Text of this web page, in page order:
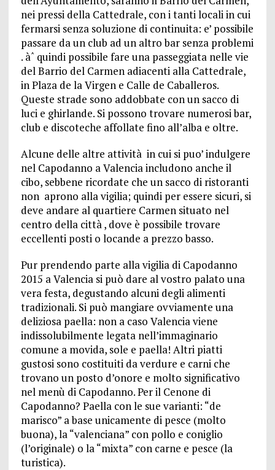
nei pressi della Cattedrale, con i tanti locali in cui
fermarsi senza soluzione di continuita: e’ possibile
passare da un club ad un altro bar senza problemi
. àˆ quindi possibile fare una passeggiata nelle vie
del Barrio del Carmen adiacenti alla Cattedrale,
in Plaza de la Virgen e Calle de Caballeros.
Queste strade sono addobbate con un sacco di
luci e ghirlande. Si possono trovare numerosi bar,
club e discoteche affollate fino all’alba e oltre.
Alcune delle altre attività in cui si puo’ indulgere
nel Capodanno a Valencia includono anche il
cibo, sebbene ricordate che un sacco di ristoranti
non aprono alla vigilia; quindi per essere sicuri, si
deve andare al quartiere Carmen situato nel
centro della città , dove è possibile trovare
eccellenti posti o locande a prezzo basso.
Pur prendendo parte alla vigilia di Capodanno
2015 a Valencia si può dare al vostro palato una
vera festa, degustando alcuni degli alimenti
tradizionali. Si può mangiare ovviamente una
deliziosa paella: non a caso Valencia viene
indissolubilmente legata nell’immaginario
comune a movida, sole e paella! Altri piatti
gustosi sono costituiti da verdure e carni che
trovano un posto d’onore e molto significativo
nel menù di Capodanno. Per il Cenone di
Capodanno? Paella con le sue varianti: “de
marisco” a base unicamente di pesce (molto
buona), la “valenciana” con pollo e coniglio
(l’originale) o la “mixta” con carne e pesce (la
turistica).